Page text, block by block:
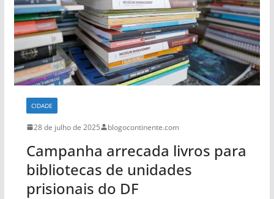
CIDADE
28 de julho de 2025 blogocontinente.com
Campanha arrecada livros para
bibliotecas de unidades
prisionais do DF